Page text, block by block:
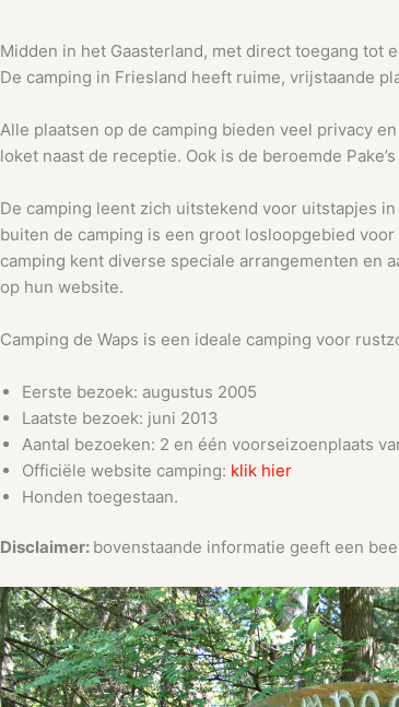
Midden in het Gaasterland, met direct toegang tot
De camping in Friesland heeft ruime, vrijstaande
Alle plaatsen op de camping bieden veel privacy
loket naast de receptie. Ook is de beroemde
De camping leent zich uitstekend voor uitstapjes
buiten de camping is een groot losloopgebied
camping kent diverse speciale arrangementen en
op hun website.
Camping de Waps is een ideale camping voor
Eerste bezoek: augustus 2005
Laatste bezoek: juni 2013
Aantal bezoeken: 2 en één voorseizoenplaats
Officiële website camping: klik hier
Honden toegestaan.
Disclaimer: bovenstaande informatie geeft een